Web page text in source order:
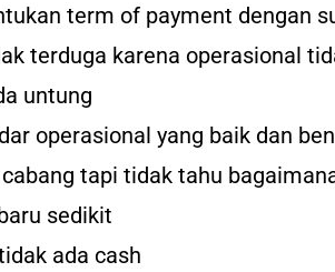
term of payment dengan
terduga karena operasional
untung
operasional yang baik dan
tapi tidak tahu
sedikit
ada cash